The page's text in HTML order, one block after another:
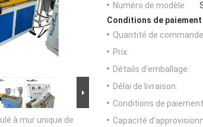
à mur unique de
Numéro de modèle:
Conditions de
Quantité de
Prix:
Détails d'emballage:
Délai de livraison:
Conditions de
Capacité